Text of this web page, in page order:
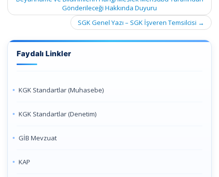
Gönderileceği Hakkında Duyuru
SGK Genel Yazı – SGK İşveren Temsilcisi →
Faydalı Linkler
KGK Standartlar (Muhasebe)
KGK Standartlar (Denetim)
GİB Mevzuat
KAP